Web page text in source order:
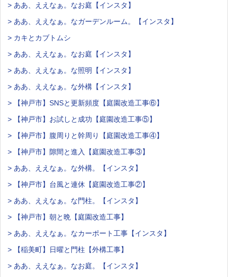
> ああ、ええなぁ。なお庭【インスタ】
> ああ、ええなぁ。なガーデンルーム。【インスタ】
> カキとカブトムシ
> ああ、ええなぁ。なお庭【インスタ】
> ああ、ええなぁ。な照明【インスタ】
> ああ、ええなぁ。な外構【インスタ】
> 【神戸市】SNSと更新頻度【庭園改造工事⑥】
> 【神戸市】お試しと成功【庭園改造工事⑤】
> 【神戸市】腹周りと幹周り【庭園改造工事④】
> 【神戸市】隙間と進入【庭園改造工事③】
> ああ、ええなぁ。な外構。【インスタ】
> 【神戸市】台風と連休【庭園改造工事②】
> ああ、ええなぁ。な門柱。【インスタ】
> 【神戸市】朝と晩【庭園改造工事】
> ああ、ええなぁ。なカーポート工事【インスタ】
> 【稲美町】日曜と門柱【外構工事】
> ああ、ええなぁ。なお庭。【インスタ】